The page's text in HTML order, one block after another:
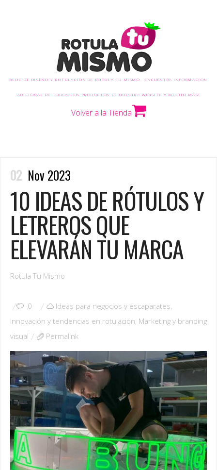
BLOG DE DISEÑO Y ROTULACIÓN DE ROTULA TU MISMO. ¡ENCUENTRA INFORMACIÓN
ADICIONAL DE TODOS LOS PRODUCTOS DE NUESTRA WEBSITE Y MUCHO MÁS!
Volver a la Tienda
02 Nov 2023
10 IDEAS DE RÓTULOS Y
LETREROS QUE
ELEVARÁN TU MARCA
Rotula Tu Mismo
0 Ideas para negocios y escaparates,
Innovación y tendencias en rotulación, Marketing y branding
visual
Permalink